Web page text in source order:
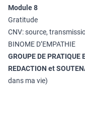
Module 8
Gratitude
CNV: source,
BINOME D’EMPATHIE
GROUPE DE PRATIQUE
REDACTION et
dans ma vie)